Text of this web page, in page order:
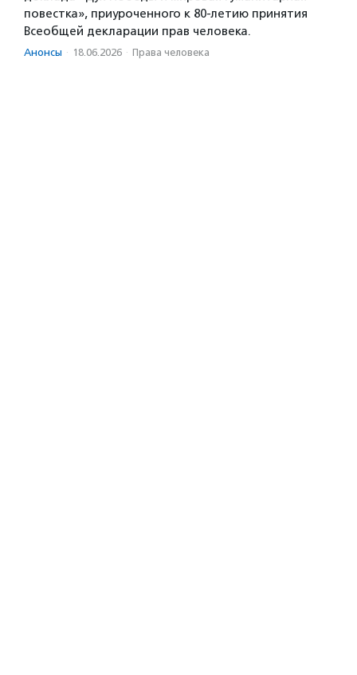
повестка», приуроченного к 80-летию принятия
Всеобщей декларации прав человека.
Анонсы · 18.06.2026 · Права человека